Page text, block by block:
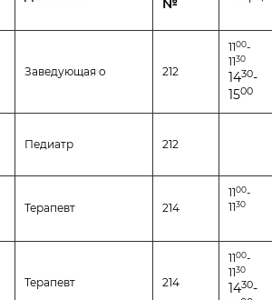
№
Заведующая о 212
1100-
1130
1430-
1500
Педиатр 212
Терапевт 214
1100-
1130
Терапевт 214
1100-
1130
1430-